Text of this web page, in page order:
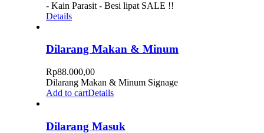
- Kain Parasit - Besi lipat SALE !!
Details
Dilarang Makan & Minum
Rp88.000,00
Dilarang Makan & Minum Signage
Add to cartDetails
Dilarang Masuk